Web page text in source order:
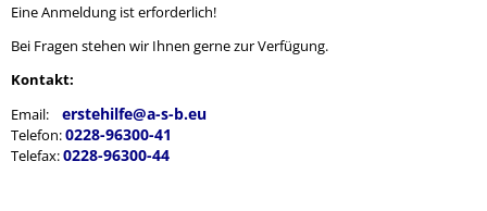
Eine Anmeldung ist erforderlich!
Bei Fragen stehen wir Ihnen gerne zur Verfügung.
Kontakt:
Email: erstehilfe@a-s-b.eu
Telefon:0228-96300-41
Telefax:0228-96300-44